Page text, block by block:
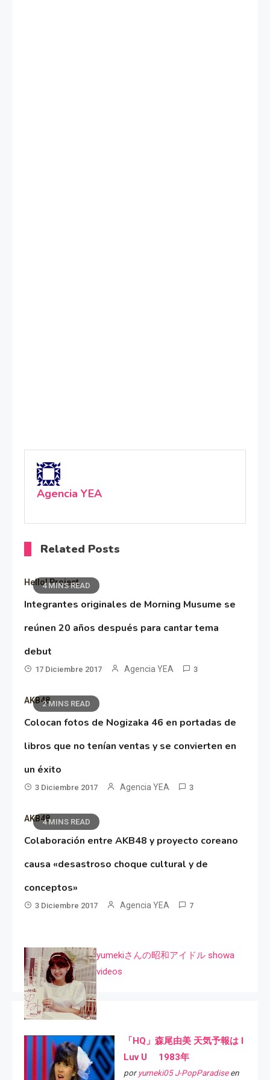
Agencia YEA
Related Posts
4 MINS READ
Hello! Project
Integrantes originales de Morning Musume se
reúnen 20 años después para cantar tema
debut
17 Diciembre 2017 Agencia YEA 3
2 MINS READ
AKB48
Colocan fotos de Nogizaka 46 en portadas de
libros que no tenían ventas y se convierten en
un éxito
3 Diciembre 2017 Agencia YEA 3
4 MINS READ
AKB48
Colaboración entre AKB48 y proyecto coreano
causa «desastroso choque cultural y de
conceptos»
3 Diciembre 2017 Agencia YEA 7
yumekiさんの昭和アイドル showa
videos
「HQ」森尾由美 天気予報は I
Luv U 1983年
por yumeki05 J-PopParadiseen